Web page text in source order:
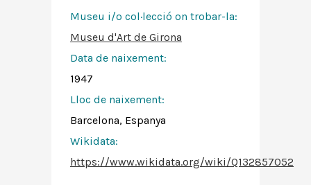
Museu i/o col·lecció on trobar-la:
Museu d'Art de Girona
Data de naixement:
1947
Lloc de naixement:
Barcelona, Espanya
Wikidata:
https://www.wikidata.org/wiki/Q132857052